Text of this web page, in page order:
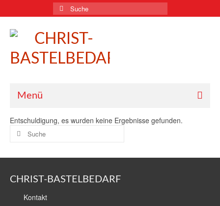
Suche
nach:
Menü
Entschuldigung, es wurden keine Ergebnisse gefunden.
Suche
nach:
CHRIST-BASTELBEDARF
Kontakt